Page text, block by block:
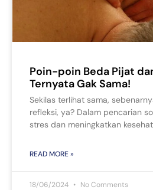
Poin-poin Beda Pijat
Ternyata Gak Sama!
Sekilas terlihat sama,
refleksi, ya? Dalam pencarian
stres dan meningkatkan
READ MORE »
18/06/2024 No Comments